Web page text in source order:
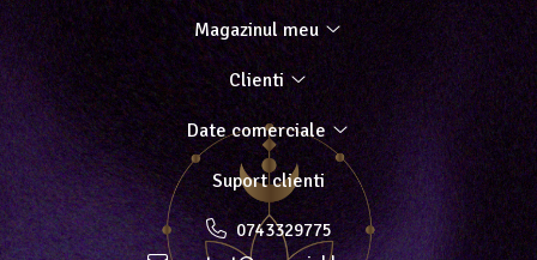
Magazinul meu
Clienti
Date comerciale
Suport clienti
0743329775